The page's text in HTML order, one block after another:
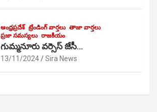
ఆంధ్రప్రదేశ్ ట్రేండింగ్ వార్తలు తాజా వార్తలు
ప్రజా సమస్యలు రాజకీయం
గుమ్మనూరు వర్సెస్ జేసీ…
13/11/2024 Sira News